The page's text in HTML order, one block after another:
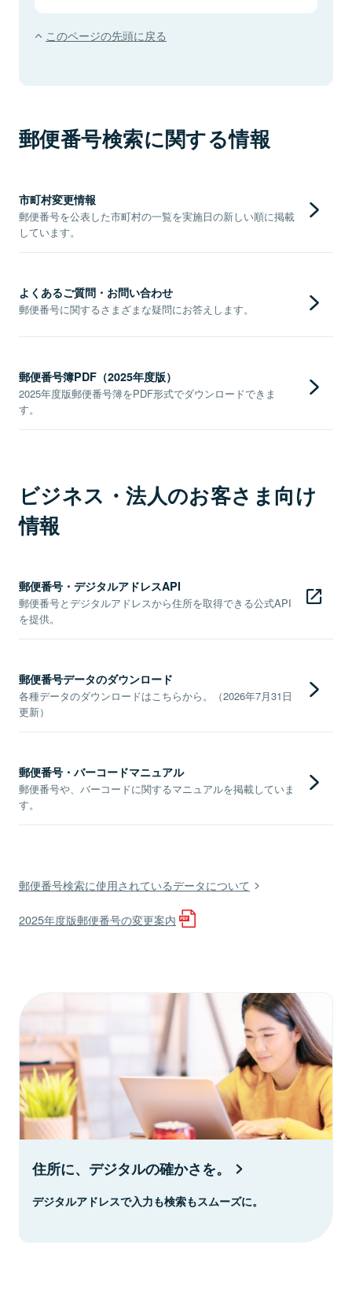
このページの先頭に戻る
郵便番号検索に関する情報
市町村変更情報
郵便番号を公表した市町村の一覧を実施日の新しい順に掲載
しています。
よくあるご質問・お問い合わせ
郵便番号に関するさまざまな疑問にお答えします。
郵便番号簿PDF（2025年度版）
2025年度版郵便番号簿をPDF形式でダウンロードできま
す。
ビジネス・法人のお客さま向け
情報
郵便番号・デジタルアドレスAPI
郵便番号とデジタルアドレスから住所を取得できる公式API
を提供。
郵便番号データのダウンロード
各種データのダウンロードはこちらから。（2026年7月31日
更新）
郵便番号・バーコードマニュアル
郵便番号や、バーコードに関するマニュアルを掲載していま
す。
郵便番号検索に使用されているデータについて
2025年度版郵便番号の変更案内
住所に、デジタルの確かさを。
デジタルアドレスで入力も検索もスムーズに。